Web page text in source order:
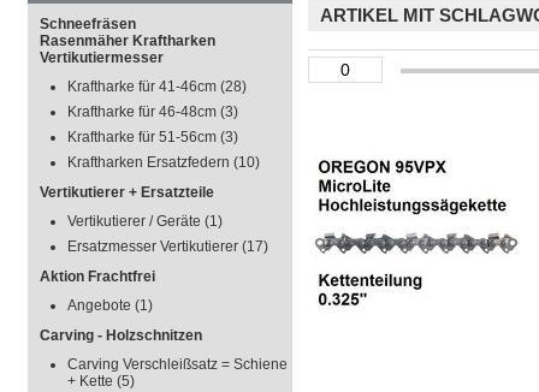
Schneefräsen
Rasenmäher Kraftharken
Vertikutiermesser
Kraftharke für 41-46cm (28)
Kraftharke für 46-48cm (3)
Kraftharke für 51-56cm (3)
Kraftharken Ersatzfedern (10)
Vertikutierer + Ersatzteile
Vertikutierer / Geräte (1)
Ersatzmesser Vertikutierer (17)
Aktion Frachtfrei
Angebote (1)
Carving - Holzschnitzen
Carving Verschleißsatz = Schiene
+ Kette (5)
ARTIKEL MIT